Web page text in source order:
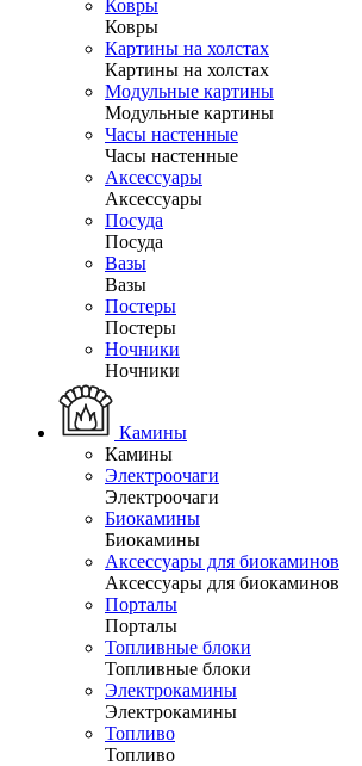
Ковры
Ковры
Картины на холстах
Картины на холстах
Модульные картины
Модульные картины
Часы настенные
Часы настенные
Аксессуары
Аксессуары
Посуда
Посуда
Вазы
Вазы
Постеры
Постеры
Ночники
Ночники
Камины
Камины
Электроочаги
Электроочаги
Биокамины
Биокамины
Аксессуары для биокаминов
Аксессуары для биокаминов
Порталы
Порталы
Топливные блоки
Топливные блоки
Электрокамины
Электрокамины
Топливо
Топливо